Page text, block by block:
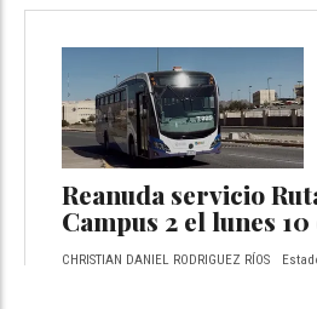
Reanuda servicio
Campus 2 el lunes
CHRISTIAN DANIEL RODRIGUEZ RÍOS